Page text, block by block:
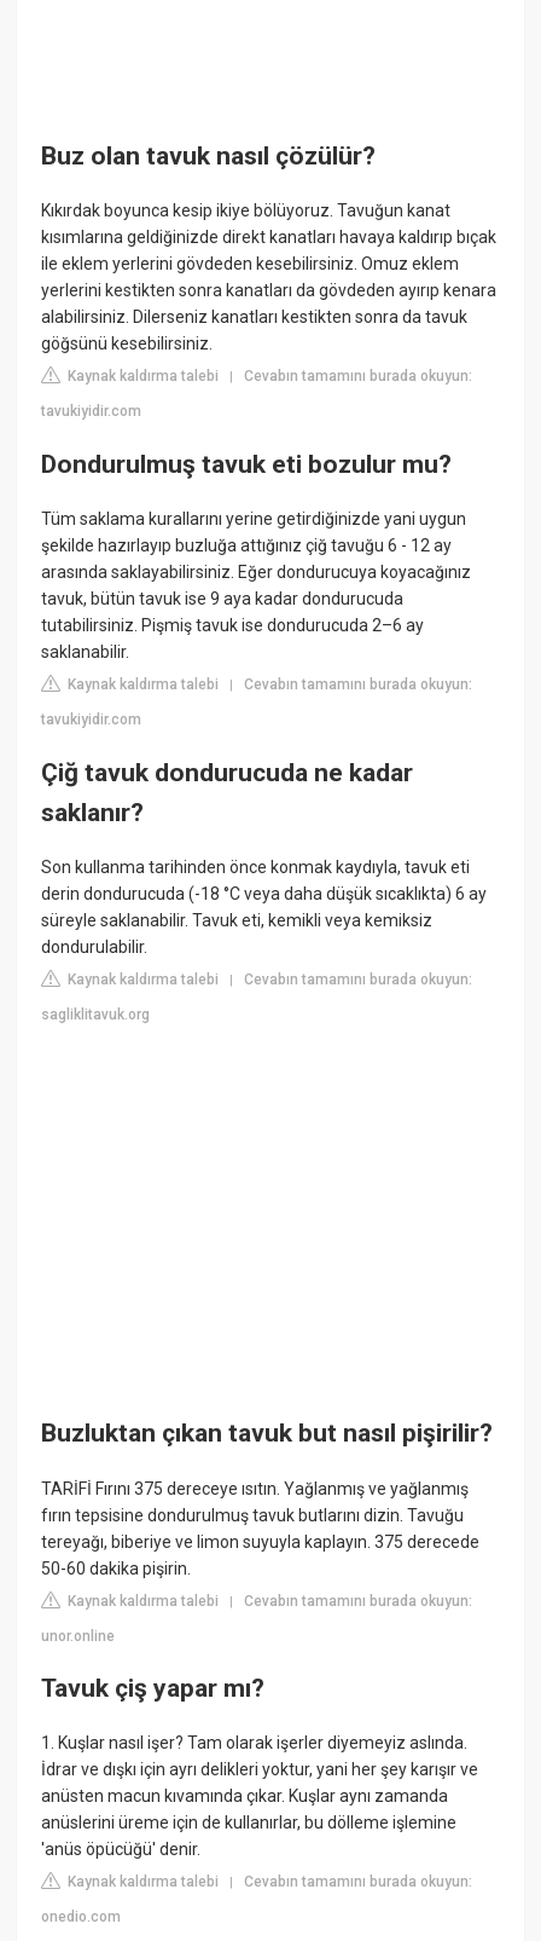
Buz olan tavuk nasıl çözülür?
Kıkırdak boyunca kesip ikiye bölüyoruz. Tavuğun kanat
kısımlarına geldiğinizde direkt kanatları havaya kaldırıp bıçak
ile eklem yerlerini gövdeden kesebilirsiniz. Omuz eklem
yerlerini kestikten sonra kanatları da gövdeden ayırıp kenara
alabilirsiniz. Dilerseniz kanatları kestikten sonra da tavuk
göğsünü kesebilirsiniz.
Kaynak kaldırma talebi |Cevabın tamamını burada okuyun:
tavukiyidir.com
Dondurulmuş tavuk eti bozulur mu?
Tüm saklama kurallarını yerine getirdiğinizde yani uygun
şekilde hazırlayıp buzluğa attığınız çiğ tavuğu 6 - 12 ay
arasında saklayabilirsiniz. Eğer dondurucuya koyacağınız
tavuk, bütün tavuk ise 9 aya kadar dondurucuda
tutabilirsiniz. Pişmiş tavuk ise dondurucuda 2–6 ay
saklanabilir.
Kaynak kaldırma talebi |Cevabın tamamını burada okuyun:
tavukiyidir.com
Çiğ tavuk dondurucuda ne kadar
saklanır?
Son kullanma tarihinden önce konmak kaydıyla, tavuk eti
derin dondurucuda (-18 °C veya daha düşük sıcaklıkta) 6 ay
süreyle saklanabilir. Tavuk eti, kemikli veya kemiksiz
dondurulabilir.
Kaynak kaldırma talebi |Cevabın tamamını burada okuyun:
sagliklitavuk.org
Buzluktan çıkan tavuk but nasıl pişirilir?
TARİFİ Fırını 375 dereceye ısıtın. Yağlanmış ve yağlanmış
fırın tepsisine dondurulmuş tavuk butlarını dizin. Tavuğu
tereyağı, biberiye ve limon suyuyla kaplayın. 375 derecede
50-60 dakika pişirin.
Kaynak kaldırma talebi |Cevabın tamamını burada okuyun:
unor.online
Tavuk çiş yapar mı?
1. Kuşlar nasıl işer? Tam olarak işerler diyemeyiz aslında.
İdrar ve dışkı için ayrı delikleri yoktur, yani her şey karışır ve
anüsten macun kıvamında çıkar. Kuşlar aynı zamanda
anüslerini üreme için de kullanırlar, bu dölleme işlemine
'anüs öpücüğü' denir.
Kaynak kaldırma talebi |Cevabın tamamını burada okuyun:
onedio.com